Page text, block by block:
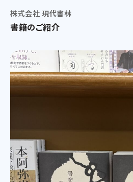
株式会社 現代書林
書籍のご紹介